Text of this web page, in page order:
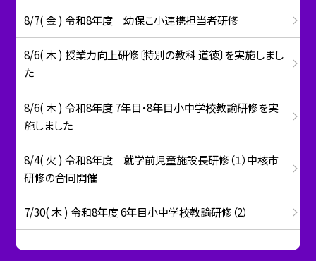
8/7( 金 ) 令和8年度 幼保こ小連携担当者研修
8/6( 木 ) 授業力向上研修〔特別の教科 道徳〕を実施しまし
た
8/6( 木 ) 令和8年度 7年目・8年目小中学校教諭研修を実
施しました
8/4( 火 ) 令和8年度 就学前児童施設長研修（１）中核市
研修の合同開催
7/30( 木 ) 令和8年度 6年目小中学校教諭研修（2）